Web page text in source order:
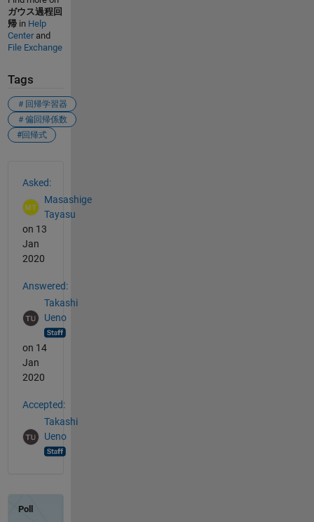
ガウス過程回
帰in Help
Centerand
File Exchange
Tags
＃回帰学習器
＃偏回帰係数
#回帰式
Asked:
Masashige
Tayasu
on 13
Jan
2020
Answered:
Takashi
Ueno
on 14
Jan
2020
Accepted:
Takashi
Ueno